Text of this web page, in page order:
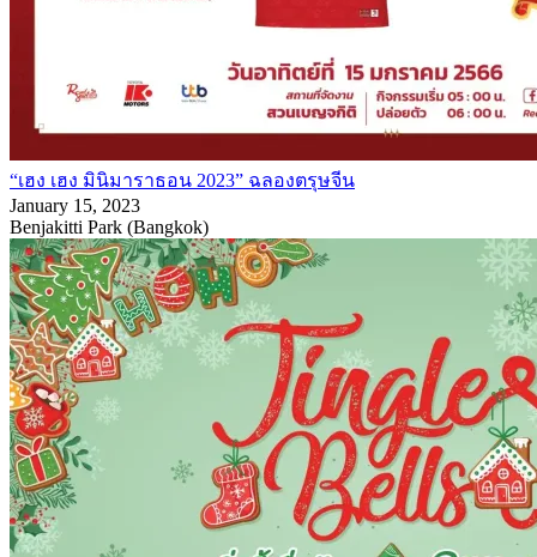
“เฮง เฮง มินิมาราธอน 2023” ฉลองตรุษจีน
January 15, 2023
Benjakitti Park (Bangkok)